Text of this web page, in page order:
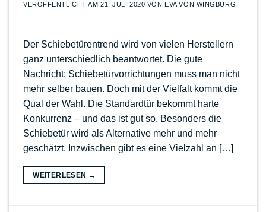
VERÖFFENTLICHT AM21. JULI 2020 VON EVA VON WINGBURG
Der Schiebetürentrend wird von vielen Herstellern
ganz unterschiedlich beantwortet. Die gute
Nachricht: Schiebetürvorrichtungen muss man nicht
mehr selber bauen. Doch mit der Vielfalt kommt die
Qual der Wahl. Die Standardtür bekommt harte
Konkurrenz – und das ist gut so. Besonders die
Schiebetür wird als Alternative mehr und mehr
geschätzt. Inzwischen gibt es eine Vielzahl an […]
WEITERLESEN →